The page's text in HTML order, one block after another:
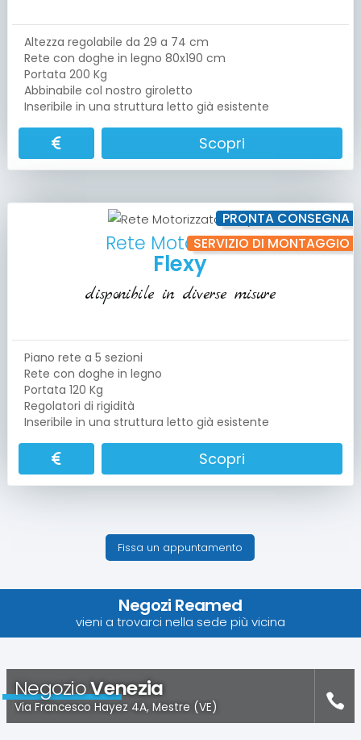
Altezza regolabile da 29 a 74 cm
Rete con doghe in legno 80x190 cm
Portata 200 Kg
Abbinabile col nostro giroletto
Inseribile in una struttura letto già esistente
Scopri
PRONTA CONSEGNA
SERVIZIO DI MONTAGGIO
Rete Motorizzata
Flexy
disponibile in diverse misure
Piano rete a 5 sezioni
Rete con doghe in legno
Portata 120 Kg
Regolatori di rigidità
Inseribile in una struttura letto già esistente
Scopri
Fissa un appuntamento
Negozi Reamed
vieni a trovarci nella sede più vicina
NegozioVenezia
Via Francesco Hayez 4A, Mestre (VE)